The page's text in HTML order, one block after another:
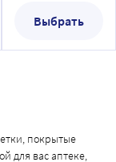
(1-2 мг).
находиться
введение
Выбрать
покрытые
для вас аптеке,